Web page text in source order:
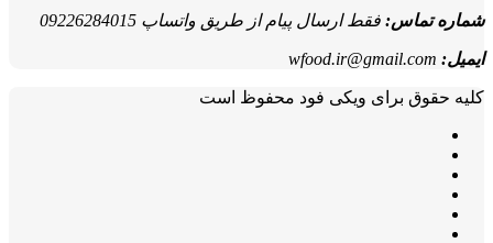
شماره تماس: فقط ارسال پیام از طریق واتساپ 09226284015
ایمیل: wfood.ir@gmail.com
کلیه حقوق برای ویکی فود محفوظ است